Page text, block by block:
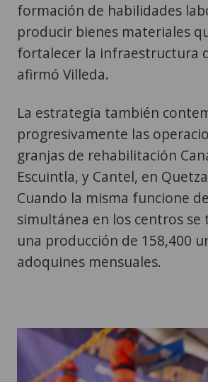
formación de habilidades
producir bienes materiales
fortalecer la infraestructura
afirmó Villeda.
La estrategia también
progresivamente las
granjas de rehabilitación
Escuintla, y Cantel, en
Cuando la misma funcione
simultánea en los centros
una producción de 158,400
adoquines mensuales.